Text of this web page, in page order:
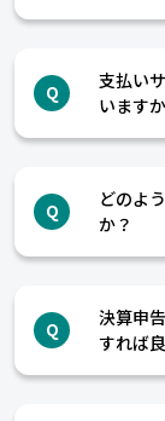
Q
支払い
います
Q
どのよ
か？
Q
決算申
すれば